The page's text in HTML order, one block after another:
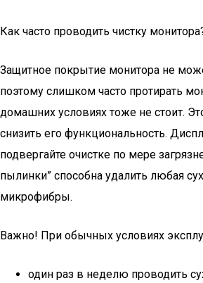
Как часто проводить чистку
Защитное покрытие монитора не
поэтому слишком часто протирать
домашних условиях тоже не стоит.
снизить его функциональность.
подвергайте очистке по мере
пылинки” способна удалить любая
микрофибры.
Важно! При обычных условиях
один раз в неделю проводить